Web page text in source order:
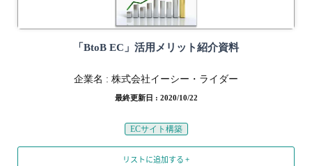
「BtoB EC」活用メリット紹介資料
企業名 : 株式会社イーシー・ライダー
最終更新日 : 2020/10/22
ECサイト構築
リストに追加する +